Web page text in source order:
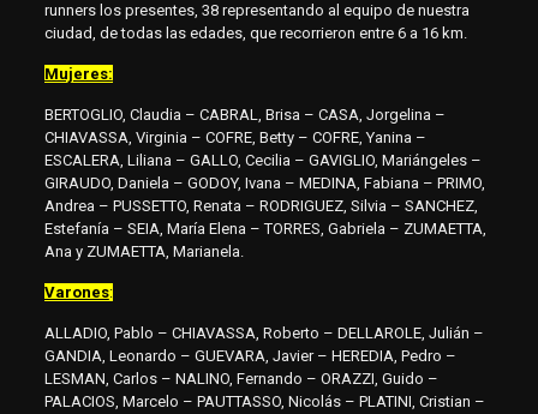
runners los presentes, 38 representando al equipo de nuestra
ciudad, de todas las edades, que recorrieron entre 6 a 16 km.
Mujeres:
BERTOGLIO, Claudia – CABRAL, Brisa – CASA, Jorgelina –
CHIAVASSA, Virginia – COFRE, Betty – COFRE, Yanina –
ESCALERA, Liliana – GALLO, Cecilia – GAVIGLIO, Mariángeles –
GIRAUDO, Daniela – GODOY, Ivana – MEDINA, Fabiana – PRIMO,
Andrea – PUSSETTO, Renata – RODRIGUEZ, Silvia – SANCHEZ,
Estefanía – SEIA, María Elena – TORRES, Gabriela – ZUMAETTA,
Ana y ZUMAETTA, Marianela.
Varones:
ALLADIO, Pablo – CHIAVASSA, Roberto – DELLAROLE, Julián –
GANDIA, Leonardo – GUEVARA, Javier – HEREDIA, Pedro –
LESMAN, Carlos – NALINO, Fernando – ORAZZI, Guido –
PALACIOS, Marcelo – PAUTTASSO, Nicolás – PLATINI, Cristian –